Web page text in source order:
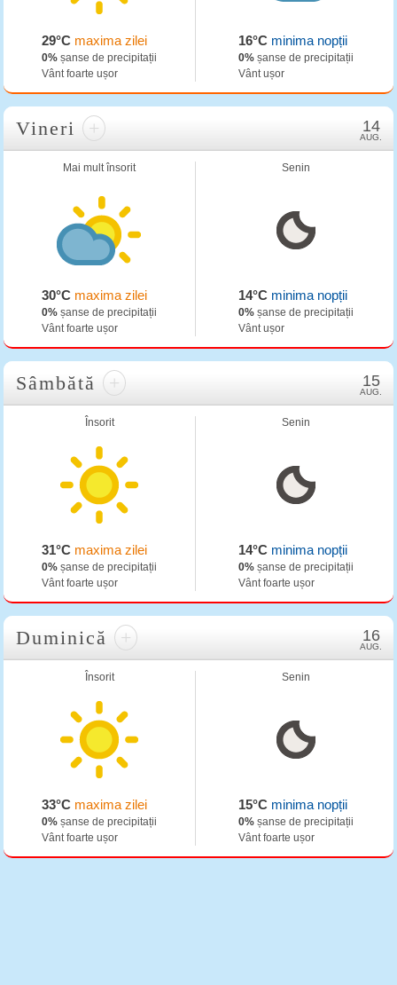
29°C maxima zilei
0% șanse de precipitații
Vânt foarte ușor
16°Cminima nopții
0%șanse de precipitații
Vânt ușor
Vineri + 14
AUG.
Mai mult însorit
30°C maxima zilei
0% șanse de precipitații
Vânt foarte ușor
Senin
14°Cminima nopții
0%șanse de precipitații
Vânt ușor
Sâmbătă + 15
AUG.
Însorit
31°C maxima zilei
0% șanse de precipitații
Vânt foarte ușor
Senin
14°Cminima nopții
0%șanse de precipitații
Vânt foarte ușor
Duminică + 16
AUG.
Însorit
33°C maxima zilei
0% șanse de precipitații
Vânt foarte ușor
Senin
15°Cminima nopții
0%șanse de precipitații
Vânt foarte ușor